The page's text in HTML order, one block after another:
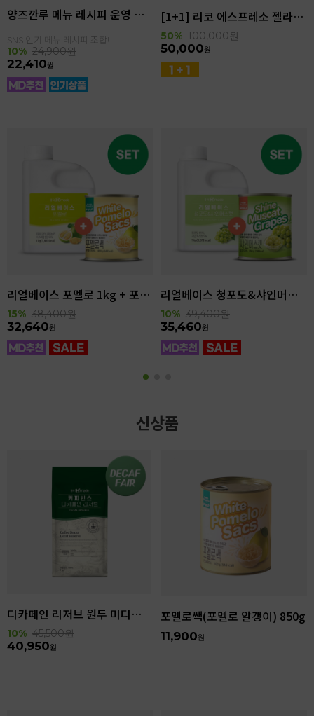
양즈깐루 메뉴 레시피 운영 세트
SNS 인기 메뉴 레시피 조합!
10% 24,900원
22,410원
[1+1] 리코 에스프레소 젤라또 4kg(4.6L)
50% 100,000원
50,000원
리얼베이스 포멜로 1kg + 포멜로쌕 850g SET
15% 38,400원
32,640원
리얼베이스 청포도&샤인머스캣 1kg + 샤인머스캣 850g SET
10% 39,400원
35,460원
신상품
디카페인 리저브 원두 미디엄다크 로스팅 1kg
10% 45,500원
40,950원
포멜로쌕(포멜로 알갱이) 850g
11,900원